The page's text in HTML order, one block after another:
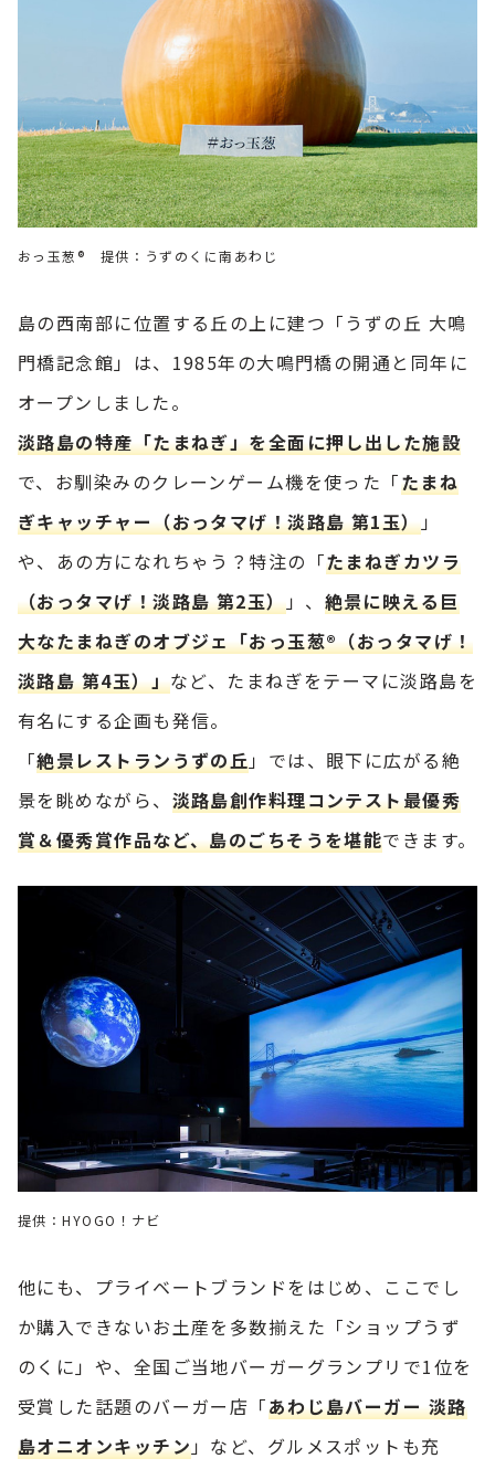
おっ玉葱® 提供：うずのくに南あわじ
島の西南部に位置する丘の上に建つ「うずの丘 大鳴
門橋記念館」は、1985年の大鳴門橋の開通と同年に
オープンしました。
淡路島の特産「たまねぎ」を全面に押し出した施設
で、お馴染みのクレーンゲーム機を使った「たまね
ぎキャッチャー（おっタマげ！淡路島 第1玉）」
や、あの方になれちゃう？特注の「たまねぎカツラ
（おっタマげ！淡路島 第2玉）」、 絶景に映える巨
大なたまねぎのオブジェ「おっ玉葱®（おっタマげ！
淡路島 第4玉）」など、たまねぎをテーマに淡路島を
有名にする企画も発信。
「絶景レストランうずの丘」では、眼下に広がる絶
景を眺めながら、 淡路島創作料理コンテスト最優秀
賞＆優秀賞作品など、島のごちそうを堪能できます。
提供：HYOGO！ナビ
他にも、プライベートブランドをはじめ、ここでし
か購入できないお土産を多数揃えた「ショップうず
のくに」や、全国ご当地バーガーグランプリで1位を
受賞した話題のバーガー店「あわじ島バーガー 淡路
島オニオンキッチン」など、グルメスポットも充